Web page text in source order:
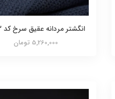
انگشتر مردانه عقیق سرخ کد 1253
5,260,000 تومان